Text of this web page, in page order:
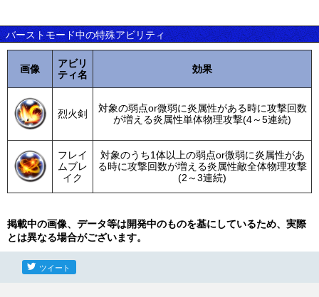
バーストモード中の特殊アビリティ
画像
アビリ
ティ名
効果
烈火剣
対象の弱点or微弱に炎属性がある時に攻撃回数
が増える炎属性単体物理攻撃(4～5連続)
フレイ
ムブレ
イク
対象のうち1体以上の弱点or微弱に炎属性があ
る時に攻撃回数が増える炎属性敵全体物理攻撃
(2～3連続)
掲載中の画像、データ等は開発中のものを基にしているため、実際
とは異なる場合がございます。
ツイート